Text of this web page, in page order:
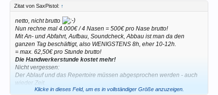
Zitat von SaxPistol: ↑
netto, nicht brutto
Nun rechne mal 4.000€ / 4 Nasen = 500€ pro Nase brutto!
Mit An- und Abfahrt, Aufbau, Soundcheck, Abbau ist man da den
ganzen Tag beschäftigt, also WENIGSTENS 8h, eher 10-12h.
= max. 62,50€ pro Stunde brutto!
Die Handwerkerstunde kostet mehr!
Nicht vergessen:
Der Ablauf und das Repertoire müssen abgesprochen werden - auch
wieder Zeit.
Vielleicht muss noch etwas geprobt werden - auch wieder Zeit.
Klicke in dieses Feld, um es in vollständiger Größe anzuzeigen.